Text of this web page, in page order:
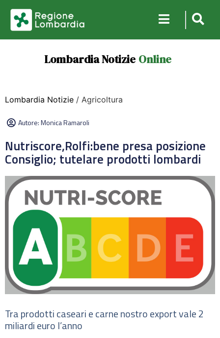
Lombardia Notizie Online
Lombardia Notizie / Agricoltura
Autore:Monica Ramaroli
Nutriscore,Rolfi:bene presa posizione
Consiglio; tutelare prodotti lombardi
Tra prodotti caseari e carne nostro export vale 2
miliardi euro l’anno